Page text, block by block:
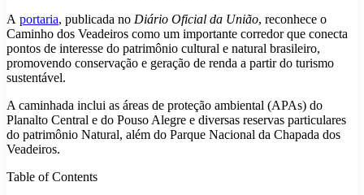
A portaria, publicada no Diário Oficial da União, reconhece o
Caminho dos Veadeiros como um importante corredor que conecta
pontos de interesse do patrimônio cultural e natural brasileiro,
promovendo conservação e geração de renda a partir do turismo
sustentável.
A caminhada inclui as áreas de proteção ambiental (APAs) do
Planalto Central e do Pouso Alegre e diversas reservas particulares
do patrimônio Natural, além do Parque Nacional da Chapada dos
Veadeiros.
Table of Contents